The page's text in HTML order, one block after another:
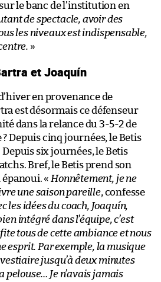
le banc de l’institution en
de spectacle, avoir des
les niveaux est indispensable,
»
et Joaquín
en provenance de
est désormais ce défenseur
dans la relance du 3-5-2 de
Depuis cinq journées, le Betis
six journées, le Betis
Bref, le Betis prend son
« Honnêtement, je ne
une saison pareille, confesse
les idées du coach, Joaquín,
intégré dans l’équipe, c’est
tous de cette ambiance et nous
esprit. Par exemple, la musique
jusqu’à deux minutes
pelouse… Je n’avais jamais